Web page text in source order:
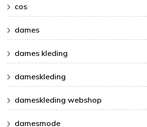
cos
dames
dames kleding
dameskleding
dameskleding webshop
damesmode